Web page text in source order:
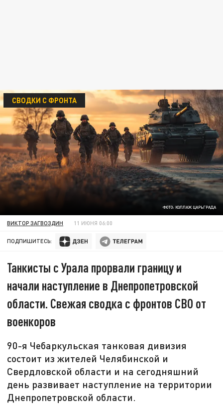
ФОТО: КОЛЛАЖ ЦАРЬГРАДА
СВОДКИ С ФРОНТА
ВИКТОР ЗАГВОЗДИН 11 ИЮНЯ 06:00
ПОДПИШИТЕСЬ:
Танкисты с Урала прорвали границу и
начали наступление в Днепропетровской
области. Свежая сводка с фронтов СВО от
военкоров
90-я Чебаркульская танковая дивизия
состоит из жителей Челябинской и
Свердловской области и на сегодняшний
день развивает наступление на территории
Днепропетровской области.